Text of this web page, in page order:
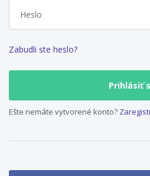
Zabudli ste heslo?
Ešte nemáte vytvorené konto?